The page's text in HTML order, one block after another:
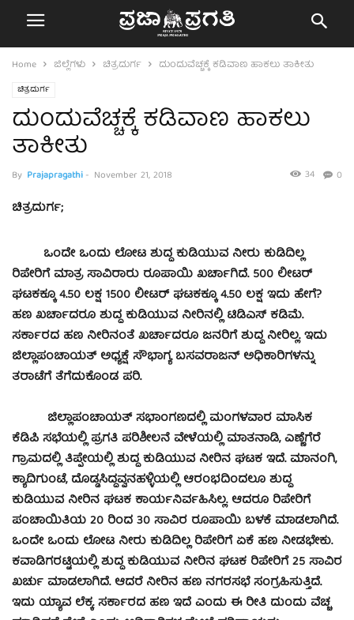
Home ಜಿಲ್ಲೆಗಳು ಚಿತ್ರದುರ್ಗ ದುಂದುವೆಚ್ಚಕ್ಕೆ ಕಡಿವಾಣ ಹಾಕಲು ತಾಕೀತು
ಚಿತ್ರದುರ್ಗ
ದುಂದುವೆಚ್ಚಕ್ಕೆ ಕಡಿವಾಣ ಹಾಕಲು
ತಾಕೀತು
By Prajapragathi- November 21, 2018 0
34
ಚಿತ್ರದುರ್ಗ;
ಒಂದೇ ಒಂದು ಲೋಟ ಶುದ್ದ ಕುಡಿಯುವ ನೀರು ಕುಡಿದಿಲ್ಲ
ರಿಪೇರಿಗೆ ಮಾತ್ರ ಸಾವಿರಾರು ರೂಪಾಯಿ ಖರ್ಚಾಗಿದೆ. 500 ಲೀಟರ್
ಘಟಕಕ್ಕೂ 4.50 ಲಕ್ಷ 1500 ಲೀಟರ್ ಘಟಕಕ್ಕೂ 4.50 ಲಕ್ಷ ಇದು ಹೇಗೆ?
ಹಣ ಖರ್ಚಾದರೂ ಶುದ್ದ ಕುಡಿಯುವ ನೀರಿನಲ್ಲಿ ಟಿಡಿಎಸ್ ಕಡಿಮೆ.
ಸರ್ಕಾರದ ಹಣ ನೀರಿನಂತೆ ಖರ್ಚಾದರೂ ಜನರಿಗೆ ಶುದ್ದ ನೀರಿಲ್ಲ. ಇದು
ಜಿಲ್ಲಾಪಂಚಾಯತ್ ಅಧ್ಯಕ್ಷೆ ಸೌಭಾಗ್ಯ ಬಸವರಾಜನ್ ಅಧಿಕಾರಿಗಳನ್ನು
ತರಾಟೆಗೆ ತೆಗೆದುಕೊಂಡ ಪರಿ.
ಜಿಲ್ಲಾಪಂಚಾಯತ್ ಸಭಾಂಗಣದಲ್ಲಿ ಮಂಗಳವಾರ ಮಾಸಿಕ
ಕೆಡಿಪಿ ಸಭೆಯಲ್ಲಿ ಪ್ರಗತಿ ಪರಿಶೀಲನೆ ವೇಳೆಯಲ್ಲಿ ಮಾತನಾಡಿ, ಎಣ್ಣೆಗೆರೆ
ಗ್ರಾಮದಲ್ಲಿ ತಿಪ್ಪೇಯಲ್ಲಿ ಶುದ್ದ ಕುಡಿಯುವ ನೀರಿನ ಘಟಕ ಇದೆ. ಮಾನಂಗಿ,
ಕ್ಯಾದಿಗುಂಟೆ, ದೊಡ್ಡಸಿದ್ದವ್ವನಹಳ್ಳಿಯಲ್ಲಿ ಆರಂಭದಿಂದಲೂ ಶುದ್ದ
ಕುಡಿಯುವ ನೀರಿನ ಘಟಕ ಕಾರ್ಯನಿರ್ವಹಿಸಿಲ್ಲ. ಆದರೂ ರಿಪೇರಿಗೆ
ಪಂಚಾಯಿತಿಯ 20 ರಿಂದ 30 ಸಾವಿರ ರೂಪಾಯಿ ಬಳಕೆ ಮಾಡಲಾಗಿದೆ.
ಒಂದೇ ಒಂದು ಲೋಟ ನೀರು ಕುಡಿದಿಲ್ಲ ರಿಪೇರಿಗೆ ಏಕೆ ಹಣ ನೀಡಭೇಕು.
ಕವಾಡಿಗರಟ್ಟಿಯಲ್ಲಿ ಶುದ್ದ ಕುಡಿಯುವ ನೀರಿನ ಘಟಕ ರಿಪೇರಿಗೆ 25 ಸಾವಿರ
ಖರ್ಚು ಮಾಡಲಾಗಿದೆ. ಆದರೆ ನೀರಿನ ಹಣ ನಗರಸಭೆ ಸಂಗ್ರಹಿಸುತ್ತಿದೆ.
ಇದು ಯ್ಯಾವ ಲೆಕ್ಕ. ಸರ್ಕಾರದ ಹಣ ಇದೆ ಎಂದು ಈ ರೀತಿ ದುಂದು ವೆಚ್ಚ